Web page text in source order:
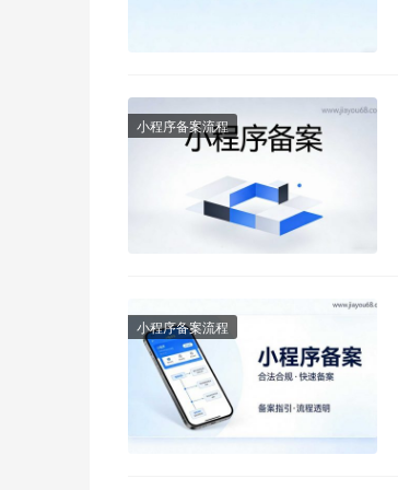
小程序备案流程
小程序备案流程